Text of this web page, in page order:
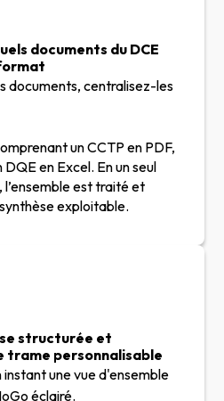
documents du DCE
documents, centralisez-les
un CCTP en PDF,
en Excel. En un seul
est traité et
exploitable.
structurée et
trame personnalisable
instant une vue d'ensemble
éclairé.